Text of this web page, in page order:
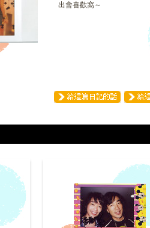
出會喜歡窩～